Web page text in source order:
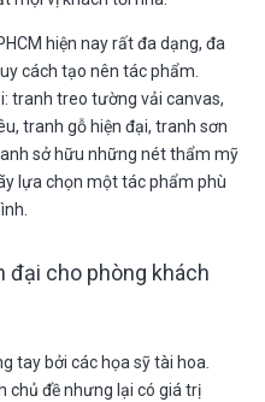
hiện nay rất đa dạng, đa
cách tạo nên tác phẩm.
tranh treo tường vải canvas,
tranh gỗ hiện đại, tranh sơn
sở hữu những nét thẩm mỹ
lựa chọn một tác phẩm phù
đại cho phòng khách
tay bởi các họa sỹ tài hoa.
chủ đề nhưng lại có giá trị